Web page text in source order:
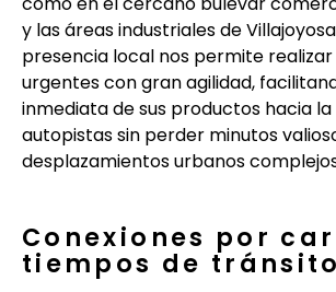
y las áreas industriales de
presencia local nos permite
urgentes con gran agilidad,
inmediata de sus productos hacia
autopistas sin perder minutos
desplazamientos urbanos
Conexiones por
tiempos de tránsito